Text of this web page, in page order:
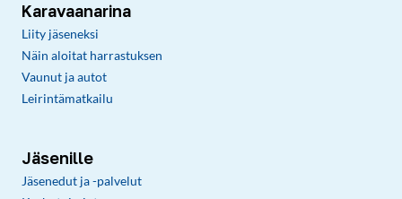
Karavaanarina
Liity jäseneksi
Näin aloitat harrastuksen
Vaunut ja autot
Leirintämatkailu
Jäsenille
Jäsenedut ja -palvelut